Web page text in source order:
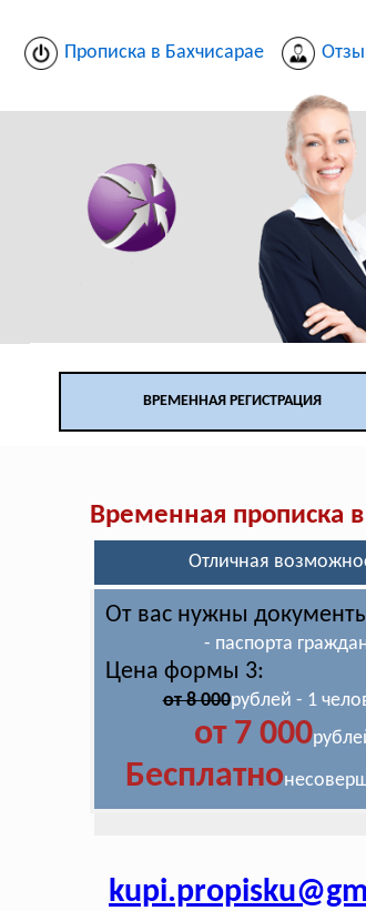
Прописка в Бахчисарае
ВРЕМЕННАЯ РЕГИСТРАЦИЯ
Временная прописка
Отличная
От вас нужны
- паспорта
Цена формы 3:
от 8 000рублей - 1
от 7 000
Бесплатно